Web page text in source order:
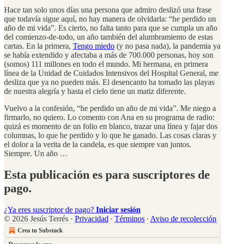
Hace tan solo unos días una persona que admiro deslizó una frase
que todavía sigue aquí, no hay manera de olvidarla: “he perdido un
año de mi vida”. Es cierto, no falta tanto para que se cumpla un año
del comienzo-de-todo, un año también del alumbramiento de estas
cartas. En la primera, Tengo miedo (y no pasa nada), la pandemia ya
se había extendido y afectaba a más de 700.000 personas, hoy son
(somos) 111 millones en todo el mundo. Mi hermana, en primera
línea de la Unidad de Cuidados Intensivos del Hospital General, me
desliza que ya no pueden más. El desencanto ha tomado las playas
de nuestra alegría y hasta el cielo tiene un matiz diferente.
Vuelvo a la confesión, “he perdido un año de mi vida”. Me niego a
firmarlo, no quiero. Lo comento con Ana en su programa de radio:
quizá es momento de un folio en blanco, trazar una línea y fajar dos
columnas, lo que he perdido y lo que he ganado. Las cosas claras y
el dolor a la verita de la candela, es que siempre van juntos.
Siempre. Un año …
Esta publicación es para suscriptores de
pago.
¿Ya eres suscriptor de pago? Iniciar sesión
© 2026 Jesús Terrés · Privacidad ∙ Términos ∙ Aviso de recolección
Crea tu Substack